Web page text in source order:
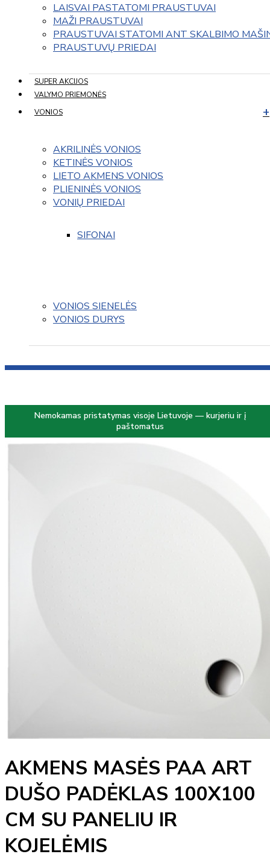
LAISVAI PASTATOMI PRAUSTUVAI
MAŽI PRAUSTUVAI
PRAUSTUVAI STATOMI ANT SKALBIMO
PRAUSTUVŲ PRIEDAI
SUPER AKCIJOS
VALYMO PRIEMONĖS
VONIOS
AKRILINĖS VONIOS
KETINĖS VONIOS
LIETO AKMENS VONIOS
PLIENINĖS VONIOS
VONIŲ PRIEDAI
SIFONAI
VONIOS SIENELĖS
VONIOS DURYS
Nemokamas pristatymas visoje Lietuvoje — kurjeriu ir į
paštomatus
AKMENS MASĖS PAA ART
DUŠO PADĖKLAS 100X100
CM SU PANELIU IR
KOJELĖMIS